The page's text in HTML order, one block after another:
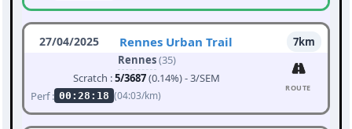
27/04/2025 Rennes Urban Trail
7km
Rennes(35)
Scratch :5/3687(0.14%) - 3/SEM
Perf : 00:28:18 (04:03/km)
ROUTE